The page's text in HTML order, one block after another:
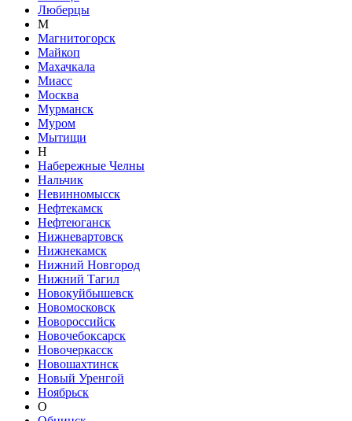
Люберцы
М
Магнитогорск
Майкоп
Махачкала
Миасс
Москва
Мурманск
Муром
Мытищи
Н
Набережные Челны
Нальчик
Невинномысск
Нефтекамск
Нефтеюганск
Нижневартовск
Нижнекамск
Нижний Новгород
Нижний Тагил
Новокуйбышевск
Новомосковск
Новороссийск
Новочебоксарск
Новочеркасск
Новошахтинск
Новый Уренгой
Ноябрьск
О